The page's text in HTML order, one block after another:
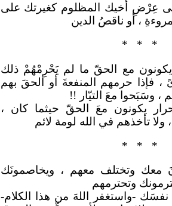
عِرْضِ أخيك المظلوم كغيرتك على
، أو ناقصُ الدين
*
*
*
مع الحقّ ما لم يَحْرِمْهُمْ ذلك
، فإذا حرمهم المنفعةَ أو ألحقَ بهم
، وسَبَحوا معَ التيّار !!
يكونون معَ الحقّ حيثما كان ،
تأخذهم في الله لومة لائم
*
*
*
معك وتختلف معهم ، ويخاصمونَك
وتحترمهم
-واستغفر اللهَ من هذا الكلام-